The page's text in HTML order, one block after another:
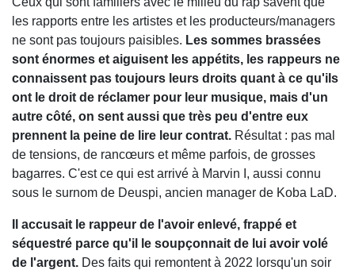
les rapports entre les artistes et les producteurs/managers
ne sont pas toujours paisibles. Les sommes brassées
sont énormes et aiguisent les appétits, les rappeurs ne
connaissent pas toujours leurs droits quant à ce qu'ils
ont le droit de réclamer pour leur musique, mais d'un
autre côté, on sent aussi que très peu d'entre eux
prennent la peine de lire leur contrat. Résultat : pas mal
de tensions, de rancœurs et même parfois, de grosses
bagarres. C'est ce qui est arrivé à Marvin I, aussi connu
sous le surnom de Deuspi, ancien manager de Koba LaD.
Il accusait le rappeur de l'avoir enlevé, frappé et
séquestré parce qu'il le soupçonnait de lui avoir volé
de l'argent. Des faits qui remontent à 2022 lorsqu'un soir